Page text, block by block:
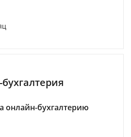
онлайн-бухгалтерию